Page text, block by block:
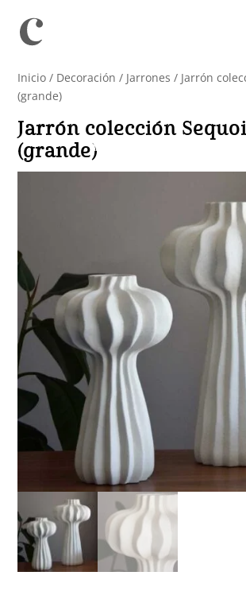
Inicio / Decoración / Jarrones / Jarrón
(grande)
Jarrón colección
(grande)